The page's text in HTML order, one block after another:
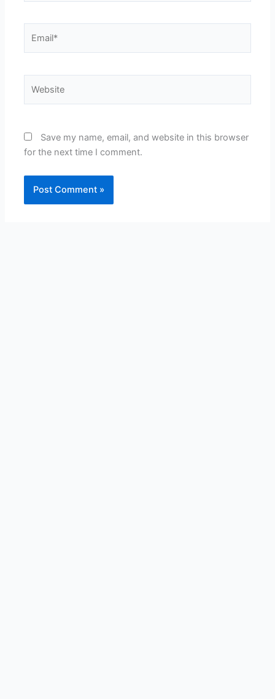
Save my name, email, and website in this browser
for the next time I comment.